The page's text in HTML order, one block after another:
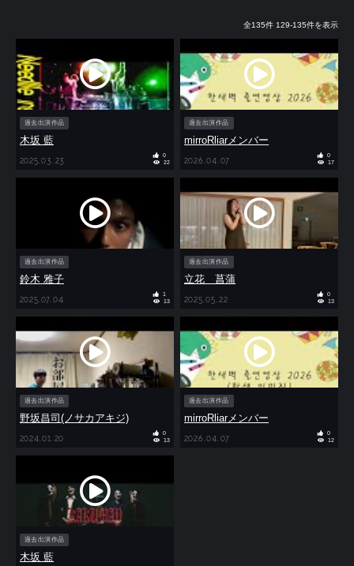
全135件 129-135件を表示
過去出演作品
木坂 藍
2025.03.23
0
22
過去出演作品
mirroRliarメンバー
2026.04.07
0
17
過去出演作品
鈴木 雅子
2025.07.04
1
13
過去出演作品
立花 菖蒲
2025.05.22
0
13
過去出演作品
野坂昌司(ノサカアキジ)
2024.01.20
0
13
過去出演作品
mirroRliarメンバー
2026.04.07
0
12
過去出演作品
木坂 藍